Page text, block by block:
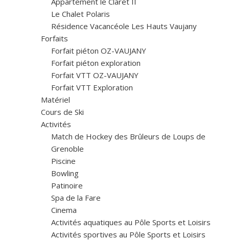
Le Chalet Polaris
Résidence Vacancéole Les Hauts Vaujany
Forfaits
Forfait piéton OZ-VAUJANY
Forfait piéton exploration
Forfait VTT OZ-VAUJANY
Forfait VTT Exploration
Matériel
Cours de Ski
Activités
Match de Hockey des Brûleurs de Loups de
Grenoble
Piscine
Bowling
Patinoire
Spa de la Fare
Cinema
Activités aquatiques au Pôle Sports et Loisirs
Activités sportives au Pôle Sports et Loisirs